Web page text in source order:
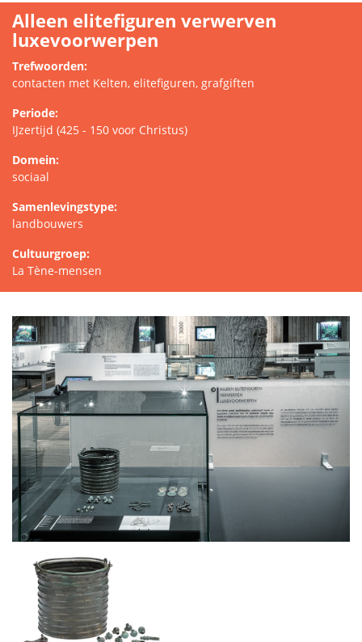
Alleen elitefiguren verwerven
luxevoorwerpen
Trefwoorden:
contacten met Kelten, elitefiguren, grafgiften
Periode:
IJzertijd (425 - 150 voor Christus)
Domein:
sociaal
Samenlevingstype:
landbouwers
Cultuurgroep:
La Tène-mensen